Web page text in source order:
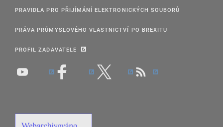
PRAVIDLA PRO PŘIJÍMÁNÍ ELEKTRONICKÝCH SOUBORŮ
PRÁVA PRŮMYSLOVÉHO VLASTNICTVÍ PO BREXITU
PROFIL ZADAVATELE